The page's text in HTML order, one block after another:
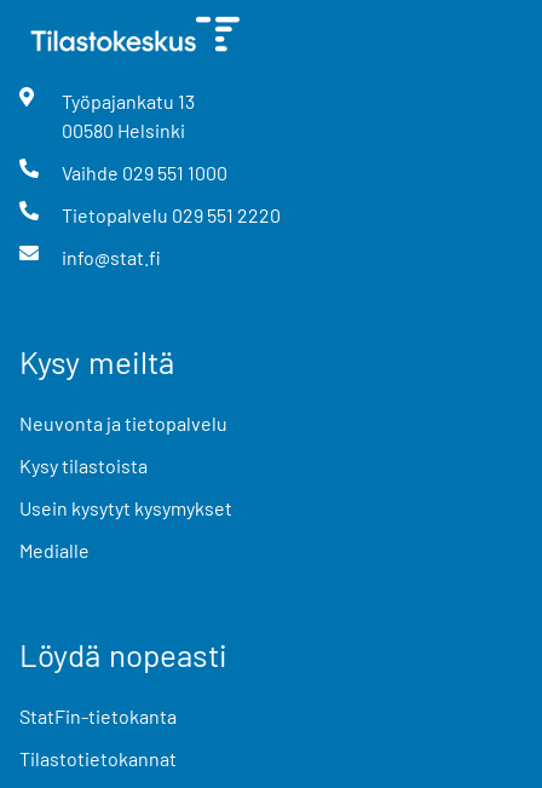
Työpajankatu 13
00580 Helsinki
Vaihde 029 551 1000
Tietopalvelu 029 551 2220
info@stat.fi
Kysy meiltä
Neuvonta ja tietopalvelu
Kysy tilastoista
Usein kysytyt kysymykset
Medialle
Löydä nopeasti
StatFin-tietokanta
Tilastotietokannat